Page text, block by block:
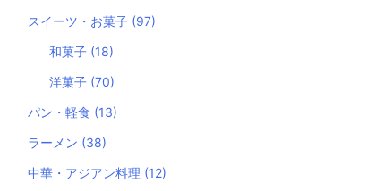
スイーツ・お菓子 (97)
和菓子 (18)
洋菓子 (70)
パン・軽食 (13)
ラーメン (38)
中華・アジアン料理 (12)